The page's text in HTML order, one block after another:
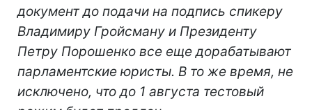
документ до подачи на подпись спикеру
Владимиру Гройсману и Президенту
Петру Порошенко все еще дорабатывают
парламентские юристы. В то же время, не
исключено, что до 1 августа тестовый